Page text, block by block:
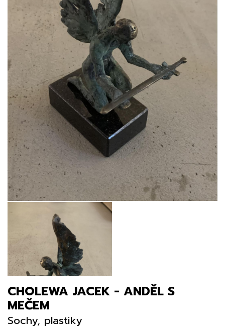
CHOLEWA JACEK - ANDĚL S
MEČEM
Sochy, plastiky